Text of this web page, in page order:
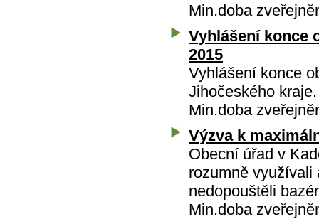
Min.doba
Vyhlášení konce
2015
Vyhlášení konce
Jihočeského kraje.
Min.doba
Výzva k
Obecní úřad v
rozumně využívali
nedopouštěli
Min.doba